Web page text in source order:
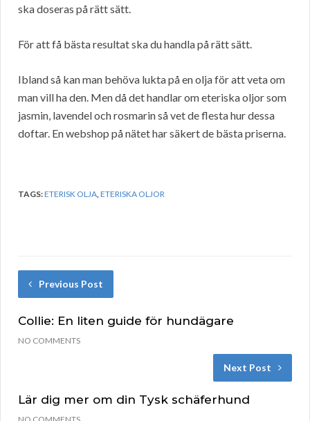
ska doseras på rätt sätt.
För att få bästa resultat ska du handla på rätt sätt.
Ibland så kan man behöva lukta på en olja för att veta om
man vill ha den. Men då det handlar om eteriska oljor som
jasmin, lavendel och rosmarin så vet de flesta hur dessa
doftar. En webshop på nätet har säkert de bästa priserna.
TAGS:ETERISK OLJA,ETERISKA OLJOR
Previous Post
Collie: En liten guide för hundägare
NO COMMENTS
Next Post
Lär dig mer om din Tysk schäferhund